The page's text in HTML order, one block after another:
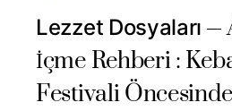
Lezzet Dosyaları
İçme Rehberi :
Festivali